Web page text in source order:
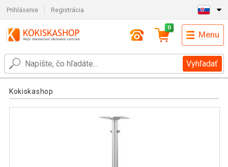
Prihlásenie Registrácia
Vyhľadať
0
Menu
Kokiskashop